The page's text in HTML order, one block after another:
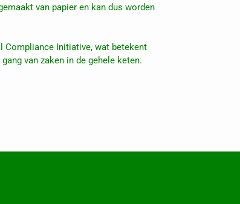
van papier en kan dus worden
Compliance Initiative, wat betekent
van zaken in de gehele keten.